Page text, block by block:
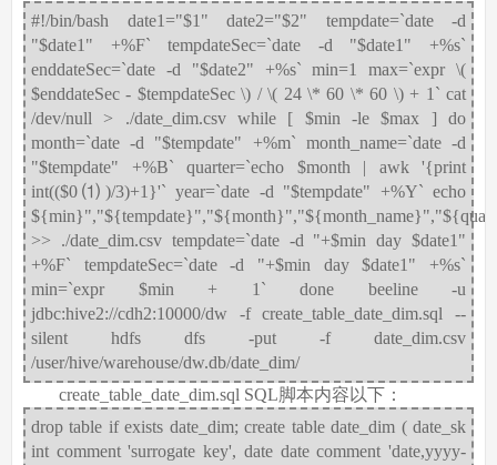
#!/bin/bash date1="$1" date2="$2" tempdate=`date -d
"$date1" +%F` tempdateSec=`date -d "$date1" +%s`
enddateSec=`date -d "$date2" +%s` min=1 max=`expr \(
$enddateSec - $tempdateSec \) / \( 24 \* 60 \* 60 \) + 1` cat
/dev/null > ./date_dim.csv while [ $min -le $max ] do
month=`date -d "$tempdate" +%m` month_name=`date -d
"$tempdate" +%B` quarter=`echo $month | awk '{print
int(($0⑴)/3)+1}'` year=`date -d "$tempdate" +%Y` echo
>> ./date_dim.csv tempdate=`date -d "+$min day $date1"
+%F` tempdateSec=`date -d "+$min day $date1" +%s`
min=`expr $min + 1` done beeline -u
jdbc:hive2://cdh2:10000/dw -f create_table_date_dim.sql --
silent hdfs dfs -put -f date_dim.csv
/user/hive/warehouse/dw.db/date_dim/
create_table_date_dim.sql SQL脚本内容以下：
drop table if exists date_dim; create table date_dim ( date_sk
int comment 'surrogate key', date date comment 'date,yyyy-